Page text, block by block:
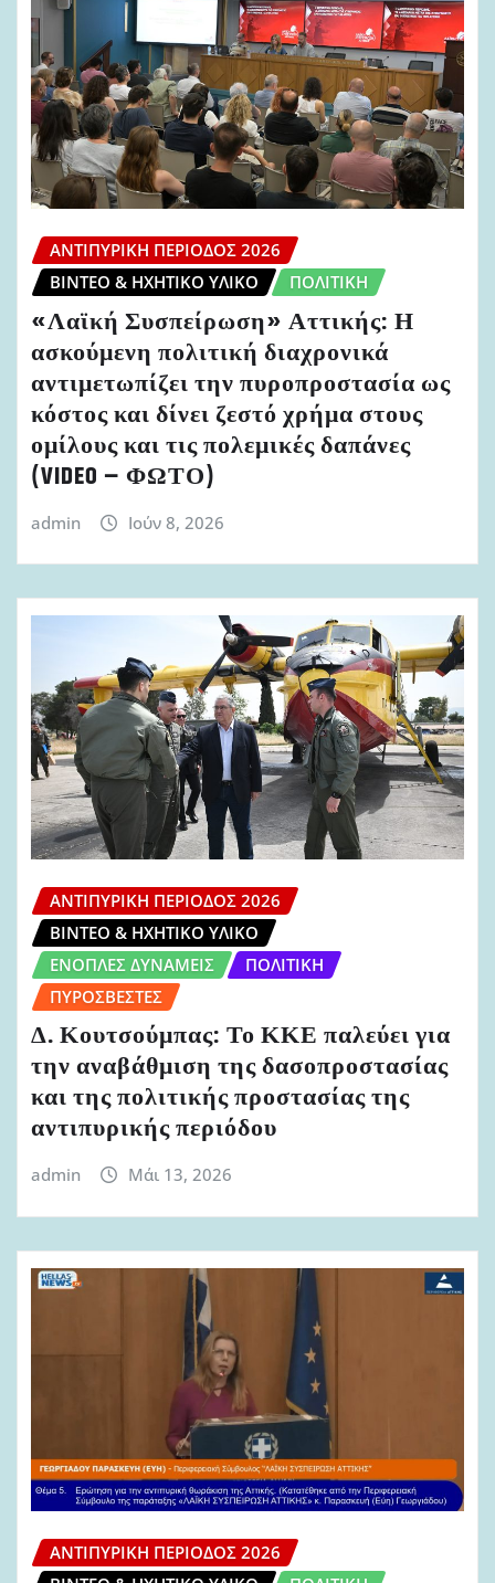
ΑΝΤΙΠΥΡΙΚΉ ΠΕΡΊΟΔΟΣ 2026
ΒΊΝΤΕΟ & ΗΧΗΤΙΚΌ ΥΛΙΚΌ
ΠΟΛΙΤΙΚΉ
«Λαϊκή Συσπείρωση» Αττικής: Η
ασκούμενη πολιτική διαχρονικά
αντιμετωπίζει την πυροπροστασία ως
κόστος και δίνει ζεστό χρήμα στους
ομίλους και τις πολεμικές δαπάνες
(VIDEO – ΦΩΤΟ)
admin Ιούν 8, 2026
ΑΝΤΙΠΥΡΙΚΉ ΠΕΡΊΟΔΟΣ 2026
ΒΊΝΤΕΟ & ΗΧΗΤΙΚΌ ΥΛΙΚΌ
ΈΝΟΠΛΕΣ ΔΥΝΆΜΕΙΣ
ΠΟΛΙΤΙΚΉ
ΠΥΡΟΣΒΈΣΤΕΣ
Δ. Κουτσούμπας: Το ΚΚΕ παλεύει για
την αναβάθμιση της δασοπροστασίας
και της πολιτικής προστασίας της
αντιπυρικής περιόδου
admin Μάι 13, 2026
ΑΝΤΙΠΥΡΙΚΉ ΠΕΡΊΟΔΟΣ 2026